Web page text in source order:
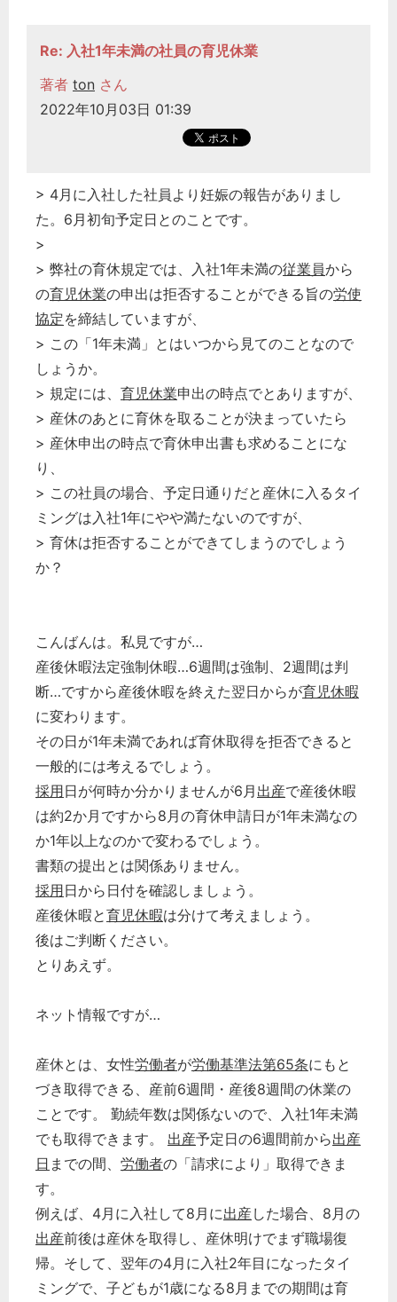
Re: 入社1年未満の社員の育児休業
著者 ton さん
2022年10月03日 01:39
> 4月に入社した社員より妊娠の報告がありまし
た。6月初旬予定日とのことです。
>
> 弊社の育休規定では、入社1年未満の従業員から
の育児休業の申出は拒否することができる旨の労使
協定を締結していますが、
> この「1年未満」とはいつから見てのことなので
しょうか。
> 規定には、 育児休業申出の時点でとありますが、
> 産休のあとに育休を取ることが決まっていたら
> 産休申出の時点で育休申出書も求めることにな
り、
> この社員の場合、予定日通りだと産休に入るタイ
ミングは入社1年にやや満たないのですが、
> 育休は拒否することができてしまうのでしょう
か？
こんばんは。私見ですが…
産後休暇法定強制休暇…6週間は強制、2週間は判
断…ですから産後休暇を終えた翌日からが育児休暇
に変わります。
その日が1年未満であれば育休取得を拒否できると
一般的には考えるでしょう。
採用日が何時か分かりませんが6月 出産で産後休暇
は約2か月ですから8月の育休申請日が1年未満なの
か1年以上なのかで変わるでしょう。
書類の提出とは関係ありません。
採用日から日付を確認しましょう。
産後休暇と育児休暇は分けて考えましょう。
後はご判断ください。
とりあえず。
ネット情報ですが…
産休とは、女性労働者が労働基準法第65条にもと
づき取得できる、産前6週間・産後8週間の休業の
ことです。 勤続年数は関係ないので、入社1年未満
でも取得できます。 出産予定日の6週間前から出産
日 までの間、 労働者の「請求により」取得できま
す。
例えば、4月に入社して8月に出産 した場合、8月の
出産前後は産休を取得し、産休明けでまず職場復
帰。そして、翌年の4月に入社2年目になったタイ
ミングで、子どもが1歳になる8月までの期間は育